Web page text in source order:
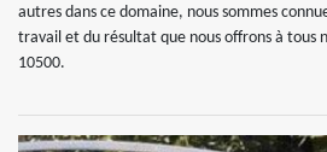
autres dans ce domaine, nous sommes
travail et du résultat que nous offrons à tous
10500.